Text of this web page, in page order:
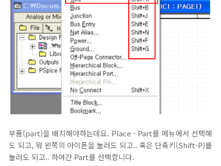
부품(part)을 배치해야하는데요. Place - Part를 메뉴에서 선택해
도 되고, 뭐 왼쪽의 아이폰을 눌러도 되고.. 혹은 단축키(Shift-P)를
눌러도 되고.. 하여간 Part를 선택합니다.